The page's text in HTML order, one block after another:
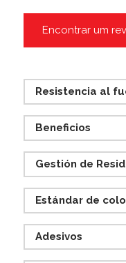
Encontrar um
Resistencia al
Beneficios
Gestión de
Estándar de
Adesivos